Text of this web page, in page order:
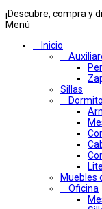
¡Descubre, compra y
Menú
Inicio
Sillas
Muebles
Oficina